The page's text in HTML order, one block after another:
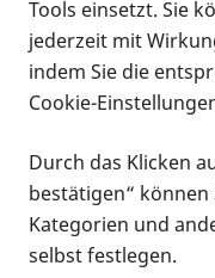
Infomaterial
Infomaterial
Vorlesen
Alle
Formaten an
Tools einsetzt. Sie
jederzeit mit
indem Sie die
Cookie-
Durch das Klicken
bestätigen“ können
Kategorien und
selbst festlegen.